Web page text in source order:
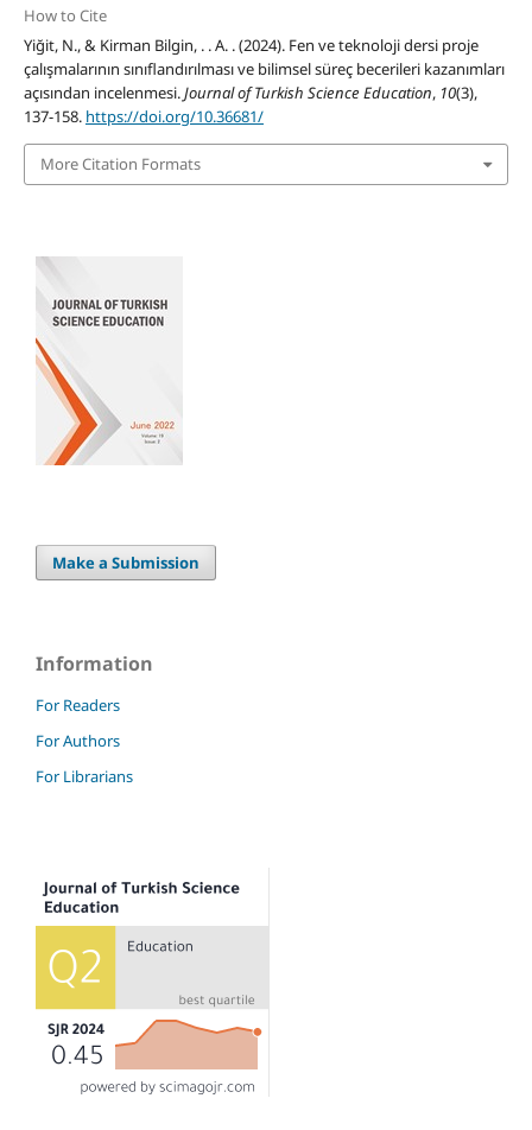
How to Cite
Yiğit, N., & Kirman Bilgin, . . A. . (2024). Fen ve teknoloji dersi proje
çalışmalarının sınıflandırılması ve bilimsel süreç becerileri kazanımları
açısından incelenmesi.Journal of Turkish Science Education, 10(3),
137-158. https://doi.org/10.36681/
More Citation Formats
Make a Submission
Information
For Readers
For Authors
For Librarians